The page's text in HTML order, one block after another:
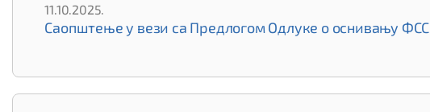
11.10.2025.
Саопштење у вези са Предлогом Одлуке о оснивању ФСС